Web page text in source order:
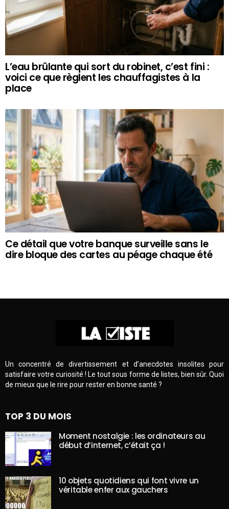
L’eau brûlante qui sort du robinet, c’est fini :
voici ce que règlent les chauffagistes à la
place
Ce détail que votre banque surveille sans le
dire bloque des cartes au péage chaque été
Un concentré de divertissement et d’anecdotes insolites pour
satisfaire votre curiosité ! Le tout sous forme de listes, bien sûr. Quoi
de mieux que le rire pour rester en bonne santé ?
TOP 3 DU MOIS
Moment nostalgie : les ordinateurs au
début d’internet, c’était ça !
10 objets quotidiens qui font vivre un
véritable enfer aux gauchers